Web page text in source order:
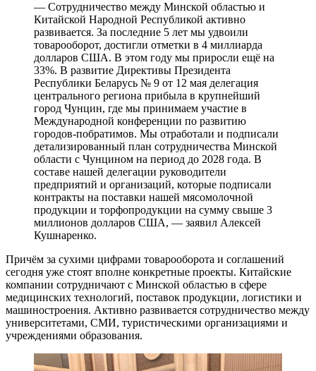
— Сотрудничество между Минской областью и
Китайской Народной Республикой активно
развивается. За последние 5 лет мы удвоили
товарооборот, достигли отметки в 4 миллиарда
долларов США. В этом году мы приросли ещё на
33%. В развитие Директивы Президента
Республики Беларусь № 9 от 12 мая делегация
центрального региона прибыла в крупнейший
город Чунцин, где мы принимаем участие в
Международной конференции по развитию
городов-побратимов. Мы отработали и подписали
детализированный план сотрудничества Минской
области с Чунцином на период до 2028 года. В
составе нашей делегации руководители
предприятий и организаций, которые подписали
контракты на поставки нашей мясомолочной
продукции и торфопродукции на сумму свыше 3
миллионов долларов США, — заявил Алексей
Кушнаренко.
Причём за сухими цифрами товарооборота и соглашений
сегодня уже стоят вполне конкретные проекты. Китайские
компании сотрудничают с Минской областью в сфере
медицинских технологий, поставок продукции, логистики и
машиностроения. Активно развивается сотрудничество между
университетами, СМИ, туристическими организациями и
учреждениями образования.